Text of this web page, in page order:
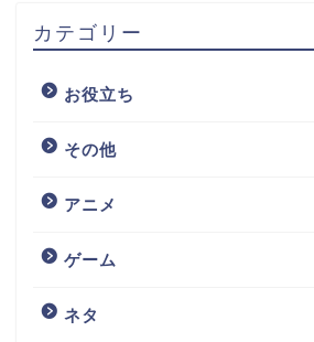
カテゴリー
お役立ち
その他
アニメ
ゲーム
ネタ